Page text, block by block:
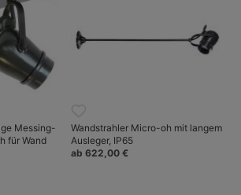
Messing-
für Wand
Wandstrahler Micro-oh mit langem
Ausleger, IP65
ab 622,00 €